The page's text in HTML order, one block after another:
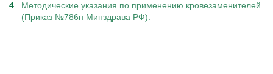
Методические указания по применению кровезаменителей
(Приказ №786н Минздрава РФ).